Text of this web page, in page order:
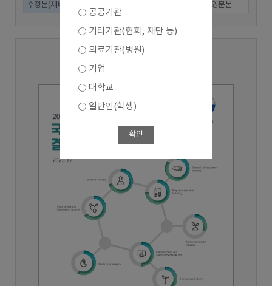
수정본(재배포) 인쇄본 영문본
2022년 기준 (2023년 수행)
공공기관
기타기관(협회, 재단 등)
의료기관(병원)
기업
대학교
일반인(학생)
확인